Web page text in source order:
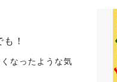
！
なったような気